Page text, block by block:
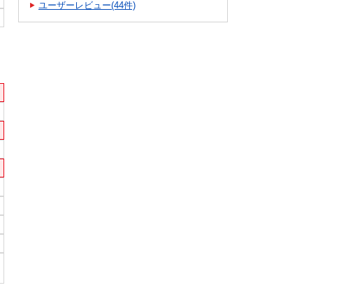
ユーザーレビュー(44件)